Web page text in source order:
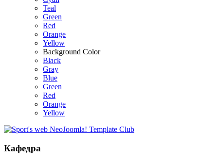
Teal
Green
Red
Orange
Yellow
Background Color
Black
Gray
Blue
Green
Red
Orange
Yellow
Кафедра